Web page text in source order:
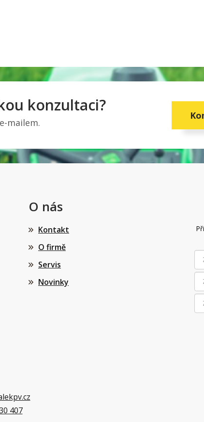
konzultaci?
mailem.
O nás
Kontakt
O firmě
Servis
Novinky
407